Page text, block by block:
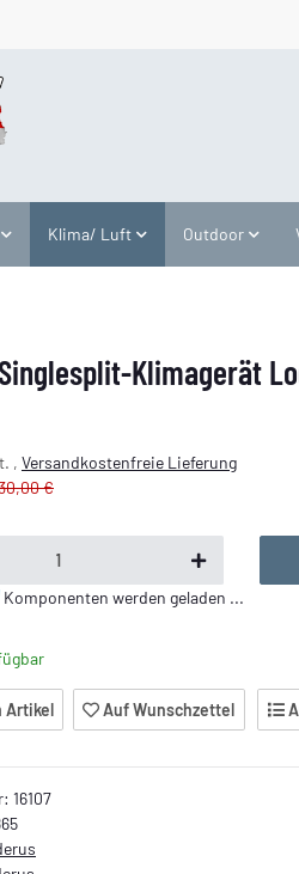
Klima/ Luft Outdoor
Klimagerät
, Versandkostenfreie Lieferung
€
Komponenten werden geladen ...
Artikel Auf Wunschzettel
16107